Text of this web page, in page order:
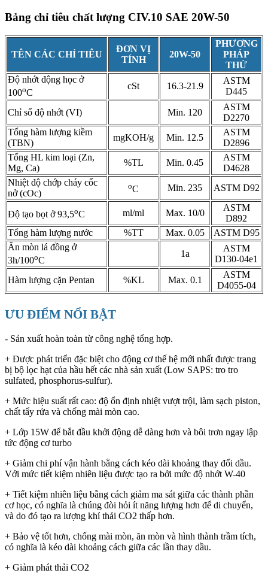
Bảng chỉ tiêu chất lượng CIV.10 SAE 20W-50
TÊN CÁC CHỈ TIÊU
ĐƠN VỊ
TÍNH
20W-50
PHƯƠNG
PHÁP
THỬ
Độ nhớt động học ở
100oC
cSt 16.3-21.9
ASTM
D445
Chỉ số độ nhớt (VI) Min. 120
ASTM
D2270
Tổng hàm lượng kiềm
(TBN)
mgKOH/g Min. 12.5
ASTM
D2896
Tổng HL kim loại (Zn,
Mg, Ca)
%TL Min. 0.45
ASTM
D4628
Nhiệt độ chớp cháy cốc
nở (cOc)
oC Min. 235 ASTM D92
Độ tạo bọt ở 93,5oC ml/ml Max. 10/0
ASTM
D892
Tổng hàm lượng nước
%TT Max. 0.05
ASTM D95
Ăn mòn lá đồng ở
3h/100oC
1a
ASTM
D130-04e1
Hàm lượng cặn Pentan %KL Max. 0.1
ASTM
D4055-04
ƯU ĐIỂM NỔI BẬT
- Sản xuất hoàn toàn từ công nghệ tổng hợp.
+ Được phát triển đặc biệt cho động cơ thế hệ mới nhất được trang
bị bộ lọc hạt của hầu hết các nhà sản xuất (Low SAPS: tro tro
sulfated, phosphorus-sulfur).
+ Mức hiệu suất rất cao: độ ổn định nhiệt vượt trội, làm sạch piston,
chất tẩy rửa và chống mài mòn cao.
+ Lớp 15W để bắt đầu khởi động dễ dàng hơn và bôi trơn ngay lập
tức động cơ turbo
+ Giảm chi phí vận hành bằng cách kéo dài khoảng thay đổi dầu.
Với mức tiết kiệm nhiên liệu được tạo ra bởi mức độ nhớt W-40
+ Tiết kiệm nhiên liệu bằng cách giảm ma sát giữa các thành phần
cơ học, có nghĩa là chúng đòi hỏi ít năng lượng hơn để di chuyển,
và do đó tạo ra lượng khí thải CO2 thấp hơn.
+ Bảo vệ tốt hơn, chống mài mòn, ăn mòn và hình thành trầm tích,
có nghĩa là kéo dài khoảng cách giữa các lần thay dầu.
+ Giảm phát thải CO2